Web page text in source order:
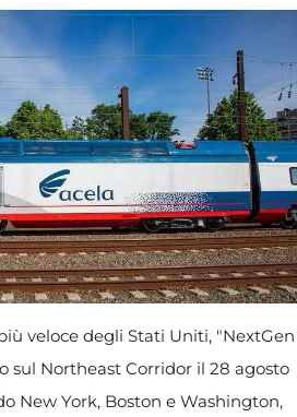
veloce degli Stati Uniti, "NextGen
sul Northeast Corridor il 28 agosto
New York, Boston e Washington,